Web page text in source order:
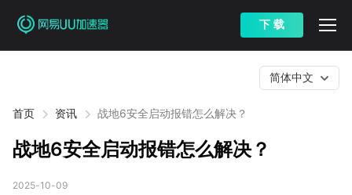
下 载
首页 资讯 战地6安全启动报错怎么解决？
简体中文
战地6安全启动报错怎么解决？
2025-10-09